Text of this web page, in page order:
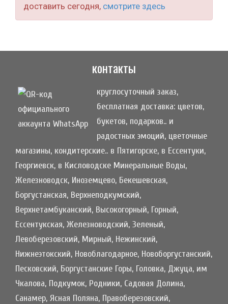
доставить сегодня, смотрите здесь
контакты
круглосуточный заказ,
бесплатная доставка: цветов,
букетов, подарков.. и
радостных эмоций, цветочные
магазины, кондитерские.. в Пятигорске, в Ессентуки,
Георгиевск, в Кисловодске Минеральные Воды,
Железноводск, Иноземцево, Бекешевская,
Боргустанская, Верхнеподкумский,
Верхнетамбуканский, Высокогорный, Горный,
Ессентукская, Железноводский, Зеленый,
Левоберезовский, Мирный, Нежинский,
Нижнеэтокский, Новоблагодарное, Новоборгустанский,
Песковский, Боргустанские Горы, Головка, Джуца, им
Чкалова, Подкумок, Родники, Садовая Долина,
Санамер, Ясная Поляна, Правоберезовский,